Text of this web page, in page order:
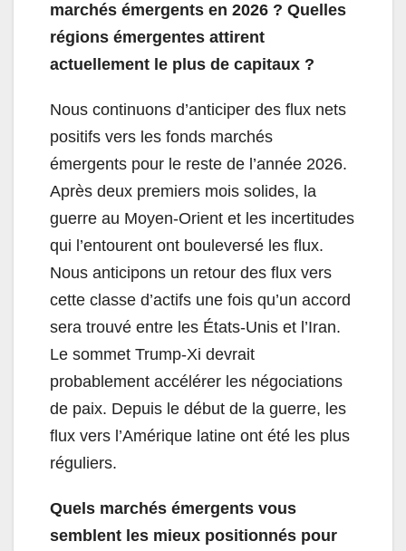
marchés émergents en 2026 ? Quelles
régions émergentes attirent
actuellement le plus de capitaux ?
Nous continuons d’anticiper des flux nets
positifs vers les fonds marchés
émergents pour le reste de l’année 2026.
Après deux premiers mois solides, la
guerre au Moyen-Orient et les incertitudes
qui l’entourent ont bouleversé les flux.
Nous anticipons un retour des flux vers
cette classe d’actifs une fois qu’un accord
sera trouvé entre les États-Unis et l’Iran.
Le sommet Trump-Xi devrait
probablement accélérer les négociations
de paix. Depuis le début de la guerre, les
flux vers l’Amérique latine ont été les plus
réguliers.
Quels marchés émergents vous
semblent les mieux positionnés pour